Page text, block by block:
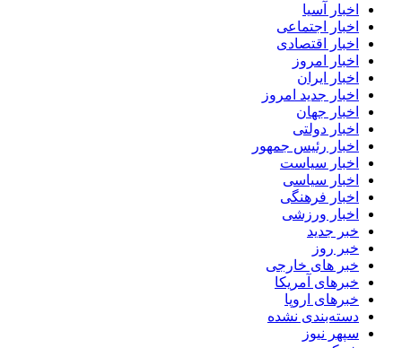
اخبار آسیا
اخبار اجتماعی
اخبار اقتصادی
اخبار امروز
اخبار ایران
اخبار جدید امروز
اخبار جهان
اخبار دولتی
اخبار رئیس جمهور
اخبار سیاست
اخبار سیاسی
اخبار فرهنگی
اخبار ورزشی
خبر جدید
خبر روز
خبر های خارجی
خبرهای آمریکا
خبرهای اروپا
دسته‌بندی نشده
سپهر نیوز